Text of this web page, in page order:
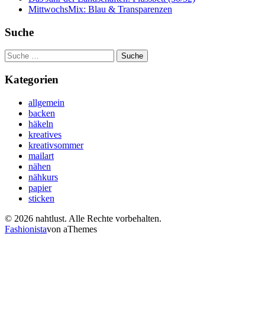
MittwochsMix: Blau & Transparenzen
Suche
Suche
nach:
Kategorien
allgemein
backen
häkeln
kreatives
kreativsommer
mailart
nähen
nähkurs
papier
sticken
© 2026 nahtlust. Alle Rechte vorbehalten.
Fashionistavon aThemes